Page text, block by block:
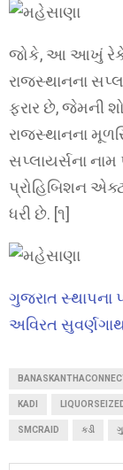
જોકે, આ આખું
રાજસ્થાનના
ફરાર છે, જેમની
રાજસ્થાનના
સપ્લાયર્સના
પ્રોહિબિશન
ધરી છે. [૧]
ગુજરાત સ્થાપના
અવિરત
KADI
SMCRAID કડી